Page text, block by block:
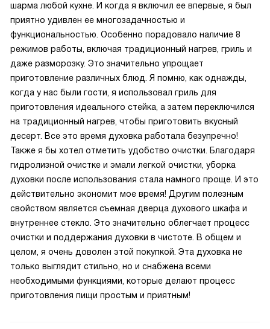
шарма любой кухне. И когда я включил ее впервые, я был
приятно удивлен ее многозадачностью и
функциональностью. Особенно порадовало наличие 8
режимов работы, включая традиционный нагрев, гриль и
даже разморозку. Это значительно упрощает
приготовление различных блюд. Я помню, как однажды,
когда у нас были гости, я использовал гриль для
приготовления идеального стейка, а затем переключился
на традиционный нагрев, чтобы приготовить вкусный
десерт. Все это время духовка работала безупречно!
Также я бы хотел отметить удобство очистки. Благодаря
гидролизной очистке и эмали легкой очистки, уборка
духовки после использования стала намного проще. И это
действительно экономит мое время! Другим полезным
свойством является съемная дверца духового шкафа и
внутреннее стекло. Это значительно облегчает процесс
очистки и поддержания духовки в чистоте. В общем и
целом, я очень доволен этой покупкой. Эта духовка не
только выглядит стильно, но и снабжена всеми
необходимыми функциями, которые делают процесс
приготовления пищи простым и приятным!